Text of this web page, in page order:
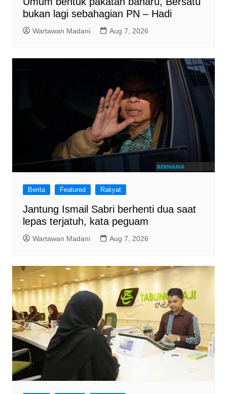
bukan lagi sebahagian PN – Hadi
Wartawan Madani Aug 7, 2026
Berita Featured Rakyat
Jantung Ismail Sabri berhenti dua saat
lepas terjatuh, kata peguam
Wartawan Madani Aug 7, 2026